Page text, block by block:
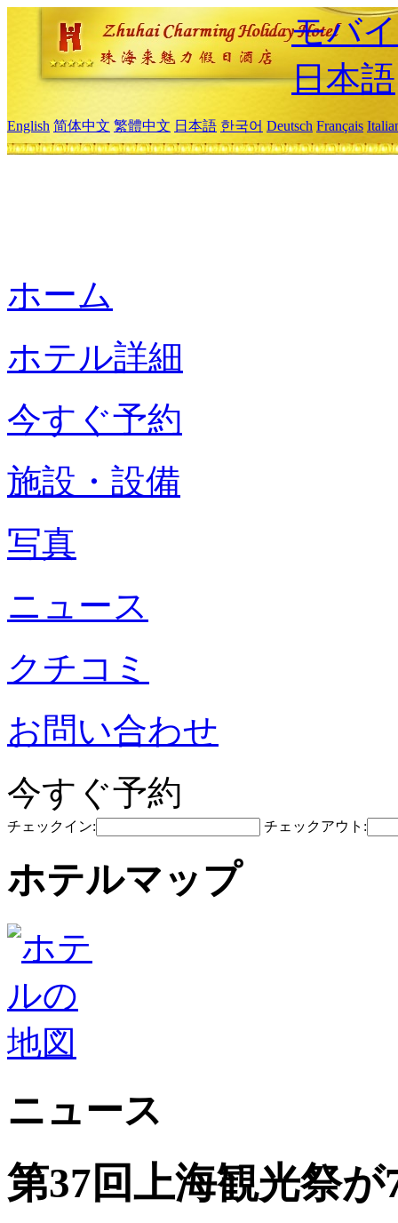
モバ
日本語
English 简体中文 繁體中文 日本語 한국어 Deutsch Français
ホーム
ホテル詳細
今すぐ予約
施設・設備
写真
ニュース
クチコミ
お問い合わせ
今すぐ予約
チェックイン: チェックアウト:
ホテルマップ
ニュース
第37回上海観光祭